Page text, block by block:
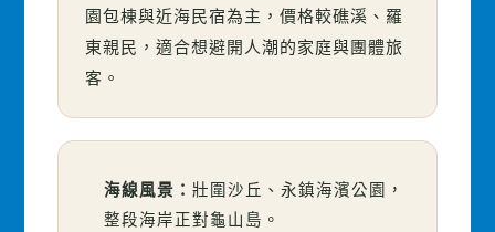
園包棟與近海民宿為主，價格較礁溪、羅
東親民，適合想避開人潮的家庭與團體旅
客。
海線風景： 壯圍沙丘、永鎮海濱公園，
整段海岸正對龜山島。